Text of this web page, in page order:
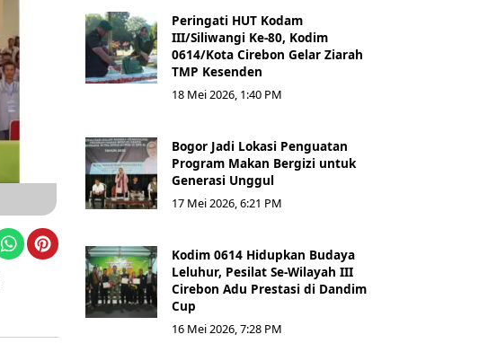
Peringati HUT Kodam
III/Siliwangi Ke-80, Kodim
0614/Kota Cirebon Gelar Ziarah
TMP Kesenden
18 Mei 2026, 1:40 PM
Bogor Jadi Lokasi Penguatan
Program Makan Bergizi untuk
Generasi Unggul
17 Mei 2026, 6:21 PM
Kodim 0614 Hidupkan Budaya
Leluhur, Pesilat Se-Wilayah III
Cirebon Adu Prestasi di Dandim
Cup
16 Mei 2026, 7:28 PM